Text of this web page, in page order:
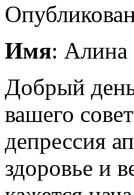
Имя: Алина
Добрый
вашего
депрессия
здоровье и